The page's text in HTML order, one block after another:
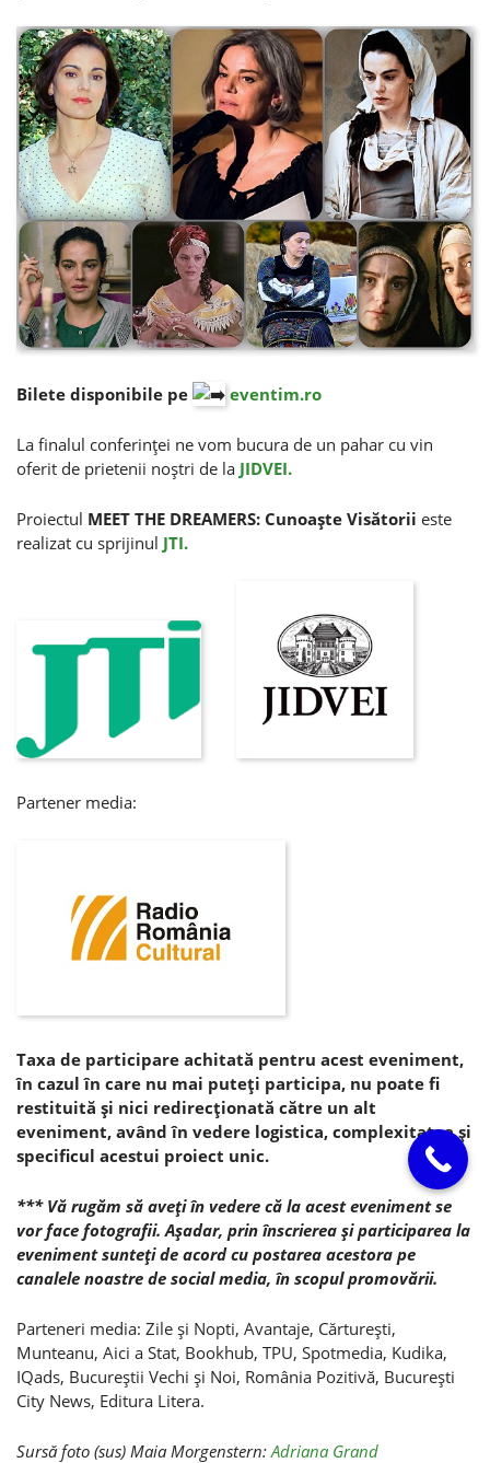
Bilete disponibile pe eventim.ro
La finalul conferinţei ne vom bucura de un pahar cu vin
oferit de prietenii noştri de la JIDVEI.
Proiectul MEET THE DREAMERS: Cunoaşte Visătorii este
realizat cu sprijinul JTI.
Partener media:
Taxa de participare achitată pentru acest eveniment,
în cazul în care nu mai puteţi participa, nu poate fi
restituită şi nici redirecţionată către un alt
eveniment, având în vedere logistica, complexitatea şi
specificul acestui proiect unic.
*** Vă rugăm să aveţi în vedere că la acest eveniment se
vor face fotografii. Aşadar, prin înscrierea şi participarea la
eveniment sunteţi de acord cu postarea acestora pe
canalele noastre de social media, în scopul promovării.
Parteneri media: Zile şi Nopti, Avantaje, Cărtureşti,
Munteanu, Aici a Stat, Bookhub, TPU, Spotmedia, Kudika,
IQads, Bucureştii Vechi şi Noi, România Pozitivă, Bucureşti
City News, Editura Litera.
Sursă foto (sus) Maia Morgenstern: Adriana Grand